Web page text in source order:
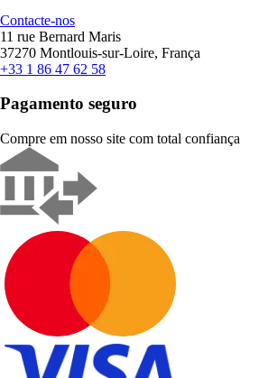
Contacte-nos
11 rue Bernard Maris
37270 Montlouis-sur-Loire, França
+33 1 86 47 62 58
Pagamento seguro
Compre em nosso site com total confiança